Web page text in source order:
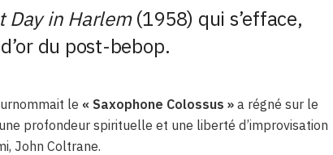
Day in Harlem(1958) qui s’efface,
du post-bebop.
le « Saxophone Colossus » a régné sur le
profondeur spirituelle et une liberté d’improvisation
John Coltrane.